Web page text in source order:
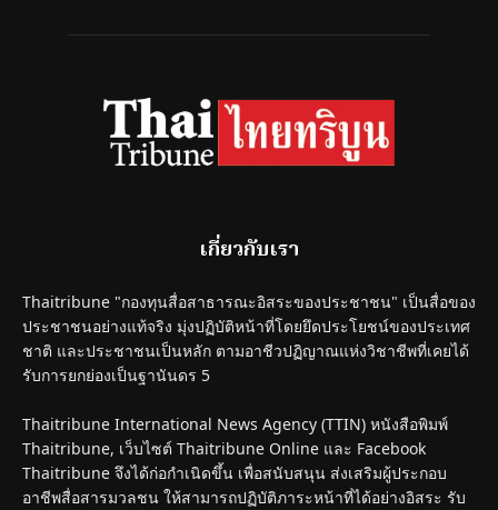
เกี่ยวกับเรา
Thaitribune "กองทุนสื่อสาธารณะอิสระของประชาชน" เป็นสื่อของ
ประชาชนอย่างแท้จริง มุ่งปฏิบัติหน้าที่โดยยึดประโยชน์ของประเทศ
ชาติ และประชาชนเป็นหลัก ตามอาชีวปฏิญาณแห่งวิชาชีพที่เคยได้
รับการยกย่องเป็นฐานันดร 5
Thaitribune International News Agency (TTIN) หนังสือพิมพ์
Thaitribune, เว็บไซต์ Thaitribune Online และ Facebook
Thaitribune จึงได้ก่อกำเนิดขึ้น เพื่อสนับสนุน ส่งเสริมผู้ประกอบ
อาชีพสื่อสารมวลชน ให้สามารถปฏิบัติภาระหน้าที่ได้อย่างอิสระ รับ